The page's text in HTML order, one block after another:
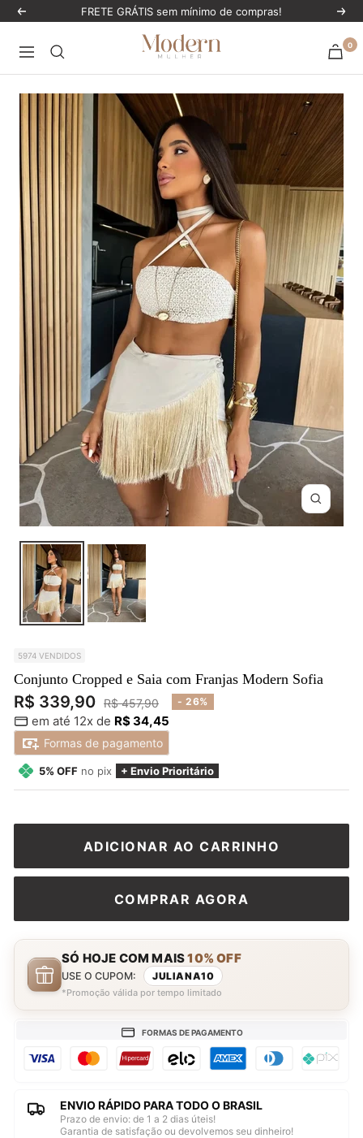
PularAnterior FRETE GRÁTIS sem mínimo de compras!
Navegação
ModernMulher 0
Zoom
5974 VENDIDOS
Conjunto Cropped e Saia com Franjas Modern Sofia
Preço
promocional
R$ 339,90 Preço
normal
R$ 457,90 - 26%
em até 12x de R$ 34,45
Formas de pagamento
5% OFF no pix + Envio Prioritário
ADICIONAR AO CARRINHO
COMPRAR AGORA
SÓ HOJE COM MAIS10% OFF
USE O CUPOM: JULIANA10
*Promoção válida por tempo limitado
FORMAS DE PAGAMENTO
ENVIO RÁPIDO PARA TODO O BRASIL
Prazo de envio: de 1 a 2 dias úteis!
Garantia de satisfação ou devolvemos seu dinheiro!